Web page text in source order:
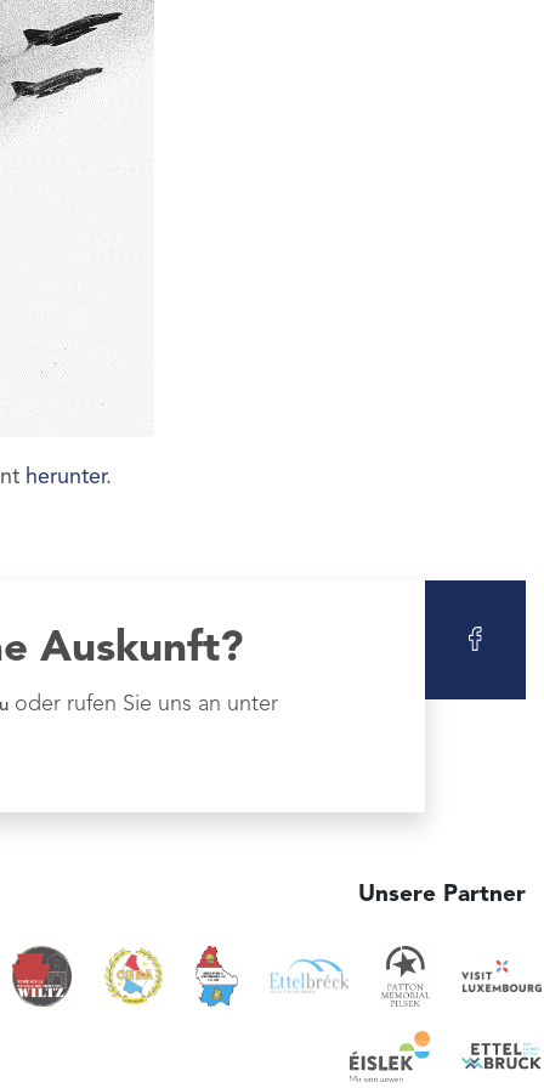
herunter.
Auskunft?
oder rufen Sie uns an unter
Unsere Partner